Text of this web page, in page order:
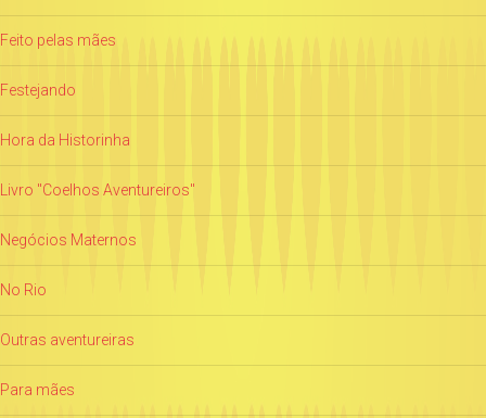
Feito pelas mães
Festejando
Hora da Historinha
Livro "Coelhos Aventureiros"
Negócios Maternos
No Rio
Outras aventureiras
Para mães